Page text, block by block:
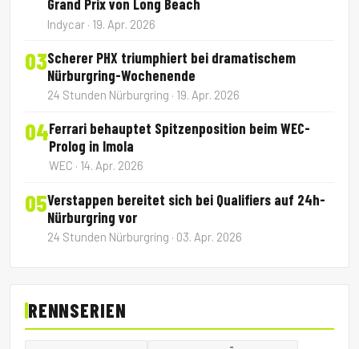
Grand Prix von Long Beach
Indycar · 19. Apr. 2026
03Scherer PHX triumphiert bei dramatischem
Nürburgring-Wochenende
24 Stunden Nürburgring · 19. Apr. 2026
04Ferrari behauptet Spitzenposition beim WEC-
Prolog in Imola
WEC · 14. Apr. 2026
05Verstappen bereitet sich bei Qualifiers auf 24h-
Nürburgring vor
24 Stunden Nürburgring · 03. Apr. 2026
RENNSERIEN